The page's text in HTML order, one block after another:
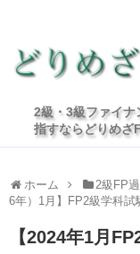
2級・3級ファイナ
指すならどりめざ
ホーム 2級FP
6年）1月】FP2級学科試
【2024年1月